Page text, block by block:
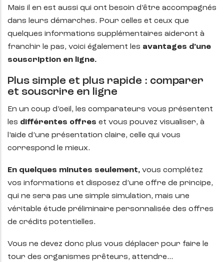
Mais il en est aussi qui ont besoin d’être accompagnés
dans leurs démarches. Pour celles et ceux que
quelques informations supplémentaires aideront à
franchir le pas, voici également les avantages d’une
souscription en ligne.
Plus simple et plus rapide : comparer
et souscrire en ligne
En un coup d’oeil, les comparateurs vous présentent
les différentes offres et vous pouvez visualiser, à
l’aide d’une présentation claire, celle qui vous
correspond le mieux.
En quelques minutes seulement, vous complétez
vos informations et disposez d’une offre de principe,
qui ne sera pas une simple simulation, mais une
véritable étude préliminaire personnalisée des offres
de crédits potentielles.
Vous ne devez donc plus vous déplacer pour faire le
tour des organismes prêteurs, attendre…